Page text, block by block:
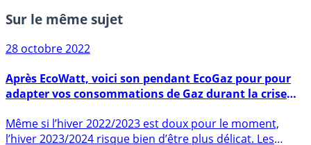
Sur le même sujet
28 octobre 2022
adapter vos consommations de Gaz durant la crise
énergétique